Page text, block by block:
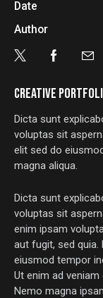
Date
Author
CREATIVE
Dicta sunt
voluptas sit
elit sed do
magna aliqua.
Dicta sunt
voluptas sit
enim ipsam
aut fugit, sed quia.
eiusmod tempor
Ut enim ad
Nemo magna